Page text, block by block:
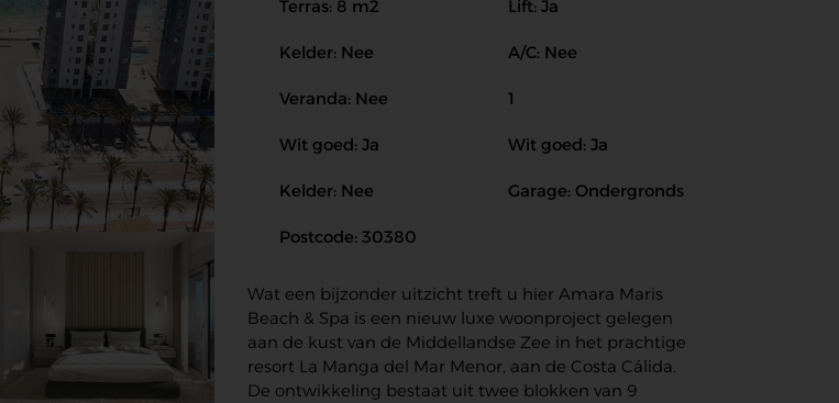
Terras: 8 m2 Lift: Ja
Kelder: Nee A/C: Nee
Veranda: Nee 1
Wit goed: Ja Wit goed: Ja
Kelder: Nee Garage: Ondergronds
Postcode: 30380
Wat een bijzonder uitzicht treft u hier Amara Maris
Beach & Spa is een nieuw luxe woonproject gelegen
aan de kust van de Middellandse Zee in het prachtige
resort La Manga del Mar Menor, aan de Costa Cálida.
De ontwikkeling bestaat uit twee blokken van 9